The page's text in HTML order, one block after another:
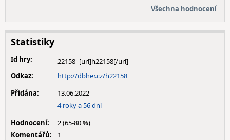
Všechna hodnocení
Statistiky
Id hry:
22158
Odkaz:
http://dbher.cz/h22158
Přidána:
13.06.2022
4 roky a 56 dní
Hodnocení:
2 (65-80 %)
Komentářů:
1